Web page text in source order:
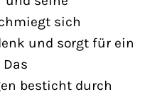
sich
und sorgt für ein
besticht durch